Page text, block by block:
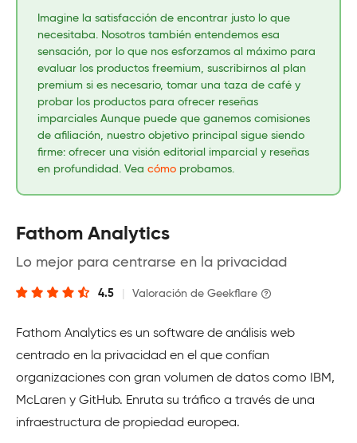
Imagine la satisfacción de encontrar justo lo que
necesitaba. Nosotros también entendemos esa
sensación, por lo que nos esforzamos al máximo para
evaluar los productos freemium, suscribirnos al plan
premium si es necesario, tomar una taza de café y
probar los productos para ofrecer reseñas
imparciales Aunque puede que ganemos comisiones
de afiliación, nuestro objetivo principal sigue siendo
firme: ofrecer una visión editorial imparcial y reseñas
en profundidad. Vea cómo probamos.
Fathom Analytics
Lo mejor para centrarse en la privacidad
4.5 Valoración de Geekflare
Fathom Analytics es un software de análisis web
centrado en la privacidad en el que confían
organizaciones con gran volumen de datos como IBM,
McLaren y GitHub. Enruta su tráfico a través de una
infraestructura de propiedad europea.